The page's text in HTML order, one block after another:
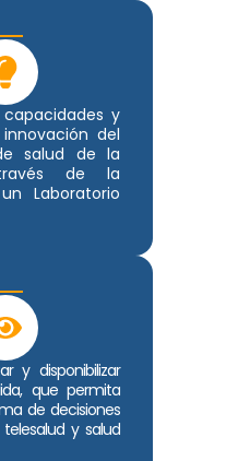
y
del
salud de la
de la
Laboratorio
y disponibilizar
que permita
de decisiones
y salud